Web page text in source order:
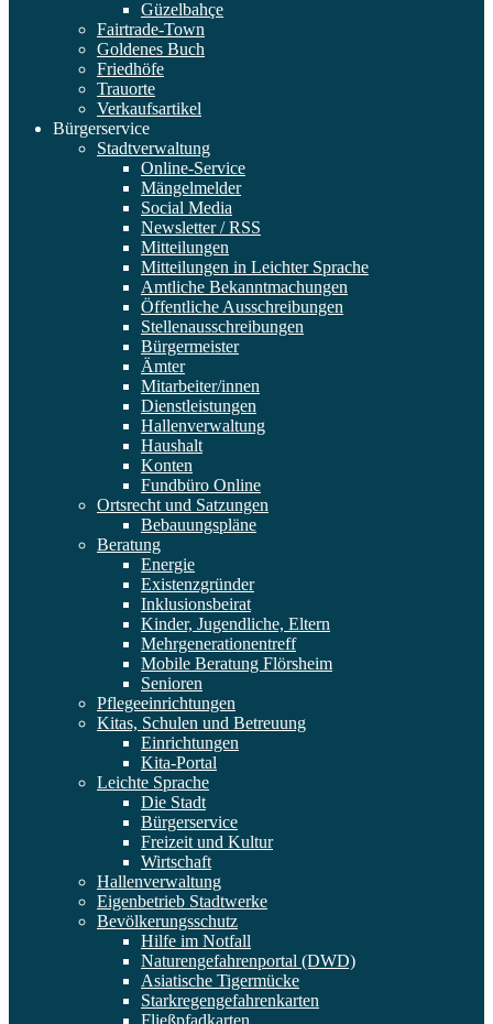
Güzelbahçe
Fairtrade-Town
Goldenes Buch
Friedhöfe
Trauorte
Verkaufsartikel
Bürgerservice
Stadtverwaltung
Online-Service
Mängelmelder
Social Media
Newsletter / RSS
Mitteilungen
Mitteilungen in Leichter Sprache
Amtliche Bekanntmachungen
Öffentliche Ausschreibungen
Stellenausschreibungen
Bürgermeister
Ämter
Mitarbeiter/innen
Dienstleistungen
Hallenverwaltung
Haushalt
Konten
Fundbüro Online
Ortsrecht und Satzungen
Bebauungspläne
Beratung
Energie
Existenzgründer
Inklusionsbeirat
Kinder, Jugendliche, Eltern
Mehrgenerationentreff
Mobile Beratung Flörsheim
Senioren
Pflegeeinrichtungen
Kitas, Schulen und Betreuung
Einrichtungen
Kita-Portal
Leichte Sprache
Die Stadt
Bürgerservice
Freizeit und Kultur
Wirtschaft
Hallenverwaltung
Eigenbetrieb Stadtwerke
Bevölkerungsschutz
Hilfe im Notfall
Naturengefahrenportal (DWD)
Asiatische Tigermücke
Starkregengefahrenkarten
Fließpfadkarten